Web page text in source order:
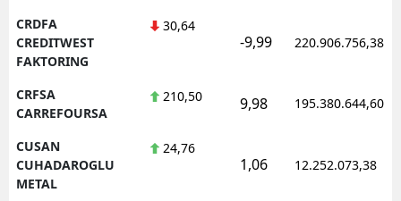
CRDFA
CREDITWEST
FAKTORING
30,64
-9,99 220.906.756,38
CRFSA
CARREFOURSA
210,50 9,98 195.380.644,60
CUSAN
CUHADAROGLU
METAL
24,76
1,06 12.252.073,38